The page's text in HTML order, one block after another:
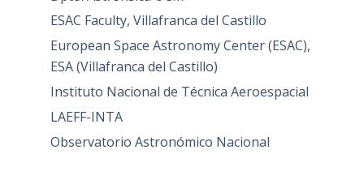
ESAC Faculty, Villafranca del Castillo
European Space Astronomy Center (ESAC),
ESA (Villafranca del Castillo)
Instituto Nacional de Técnica Aeroespacial
LAEFF-INTA
Observatorio Astronómico Nacional